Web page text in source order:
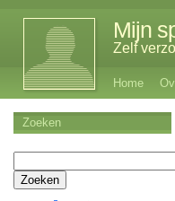
Mijn
Zelf
Home
Zoeken